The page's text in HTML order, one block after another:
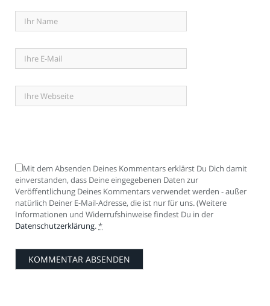
Mit dem Absenden Deines Kommentars erklärst Du Dich damit
einverstanden, dass Deine eingegebenen Daten zur
Veröffentlichung Deines Kommentars verwendet werden - außer
natürlich Deiner E-Mail-Adresse, die ist nur für uns. (Weitere
Informationen und Widerrufshinweise findest Du in der
Datenschutzerklärung.*